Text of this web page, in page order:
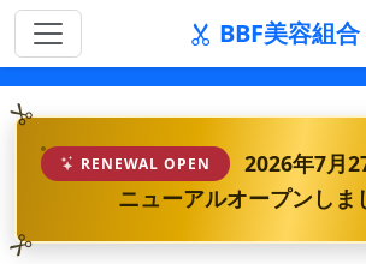
BBF美容組合
RENEWAL OPEN
2026年7月
ニューアルオープンしま